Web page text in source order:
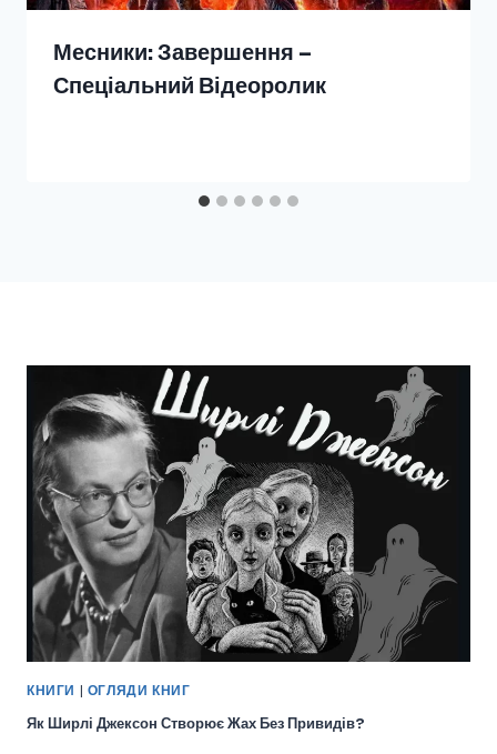
Месники: Завершення –
Спеціальний Відеоролик
КНИГИ | ОГЛЯДИ КНИГ
Як Ширлі Джексон Створює Жах Без Привидів?